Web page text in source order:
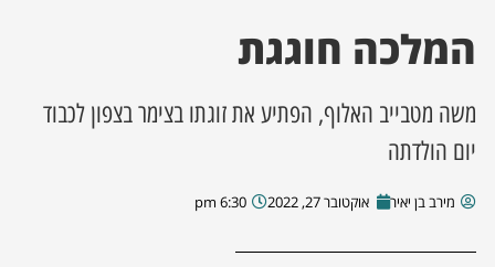
מסע מלחמה
השבוע
המלכה חוגגת
משה מטבייב האלוף, הפתיע את זוגתו בצימר בצפון לכבוד
יום הולדתה
מירב בן יאיר אוקטובר 27, 2022 6:30 pm